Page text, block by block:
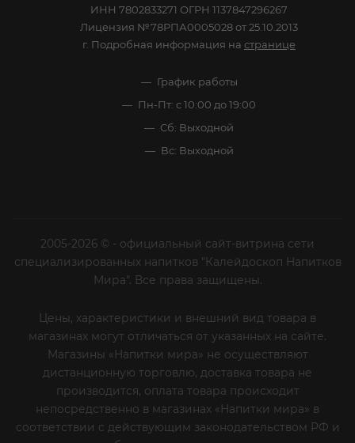
ИНН 7802833271 ОГРН 1137847296267
Лицензия №78РПА0005028 от 25.10.2013
г. Подробная информация на странице
График работы
Пн-Пт: с 10:00 до 19:00
Сб: Выходной
Вс: Выходной
2005-2026 © - официальный сайт-витрина сети
специализированных напитков "Калейдоскоп Напитков
Мира". Все права защищены.
Цены, характеристики и внешний вид товара в
магазинах могут отличаться от указанных на сайте.
Магазины «Напитки мира» не осуществляют
дистанционную торговлю, доставка товара не
производится, оплата товара происходит
непосредственно в магазинах «Напитки мира» в
соответствии с действующим законодательством РФ и